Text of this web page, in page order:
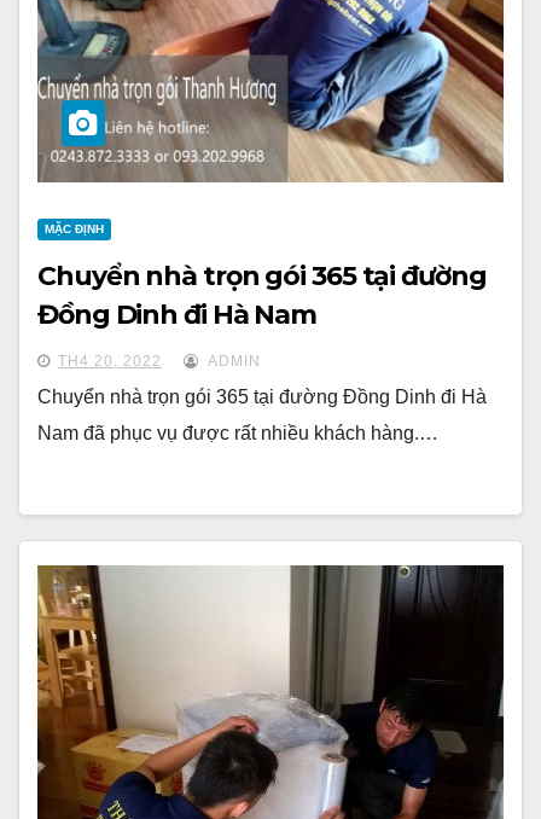
MẶC ĐỊNH
Chuyển nhà trọn gói 365 tại đường
Đồng Dinh đi Hà Nam
TH4 20, 2022 ADMIN
Chuyển nhà trọn gói 365 tại đường Đồng Dinh đi Hà
Nam đã phục vụ được rất nhiều khách hàng.…